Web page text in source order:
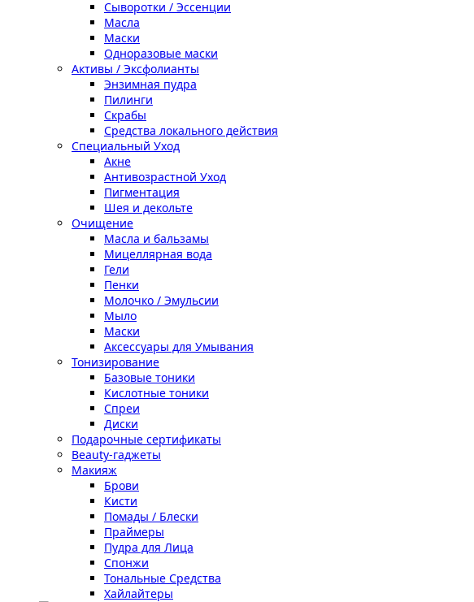
Сыворотки / Эссенции
Масла
Маски
Одноразовые маски
Активы / Эксфолианты
Энзимная пудра
Пилинги
Скрабы
Средства локального действия
Специальный Уход
Акне
Антивозрастной Уход
Пигментация
Шея и декольте
Очищение
Масла и бальзамы
Мицеллярная вода
Гели
Пенки
Молочко / Эмульсии
Мыло
Маски
Аксессуары для Умывания
Тонизирование
Базовые тоники
Кислотные тоники
Спреи
Диски
Подарочные сертификаты
Beauty-гаджеты
Макияж
Брови
Кисти
Помады / Блески
Праймеры
Пудра для Лица
Спонжи
Тональные Средства
Хайлайтеры